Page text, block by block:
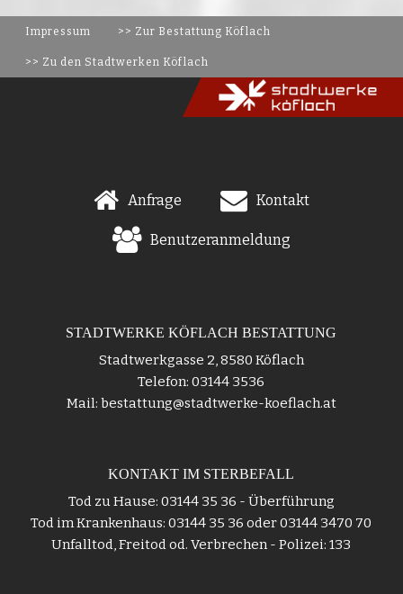
Impressum >> Zur Bestattung Köflach
>> Zu den Stadtwerken Köflach
Anfrage Kontakt
Benutzeranmeldung
STADTWERKE KÖFLACH BESTATTUNG
Stadtwerkgasse 2, 8580 Köflach
Telefon: 03144 3536
Mail: bestattung@stadtwerke-koeflach.at
KONTAKT IM STERBEFALL
Tod zu Hause: 03144 35 36 - Überführung
Tod im Krankenhaus: 03144 35 36 oder 03144 3470 70
Unfalltod, Freitod od. Verbrechen - Polizei: 133